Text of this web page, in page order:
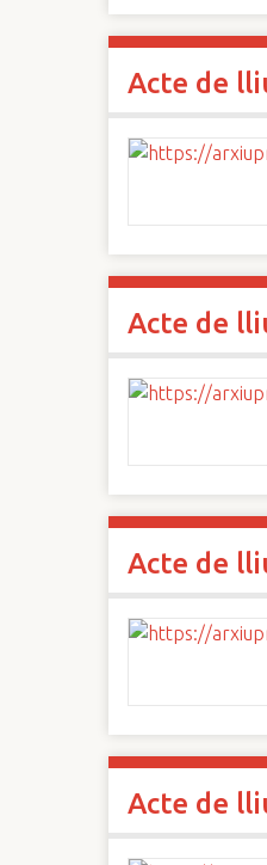
Acte de
Acte de
Acte de
Acte de